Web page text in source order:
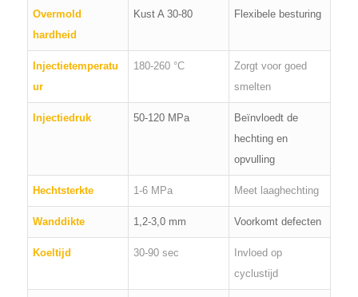
Overmold
hardheid
Kust A 30-80 Flexibele besturing
Injectietemperatu
ur
180-260 °C
Zorgt voor goed
smelten
Injectiedruk 50-120 MPa
Beïnvloedt de
hechting en
opvulling
Hechtsterkte 1-6 MPa Meet laaghechting
Wanddikte 1,2-3,0 mm Voorkomt defecten
Koeltijd 30-90 sec
Invloed op
cyclustijd